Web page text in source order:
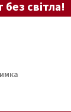
без світла!